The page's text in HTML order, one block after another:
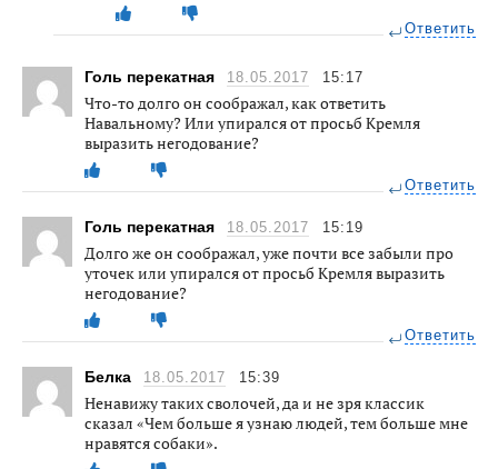
Ответить
Голь перекатная 18.05.2017 15:17
Что-то долго он соображал, как ответить
Навальному? Или упирался от просьб Кремля
выразить негодование?
Ответить
Голь перекатная 18.05.2017 15:19
Долго же он соображал, уже почти все забыли про
уточек или упирался от просьб Кремля выразить
негодование?
Ответить
Белка 18.05.2017 15:39
Ненавижу таких сволочей, да и не зря классик
сказал «Чем больше я узнаю людей, тем больше мне
нравятся собаки».